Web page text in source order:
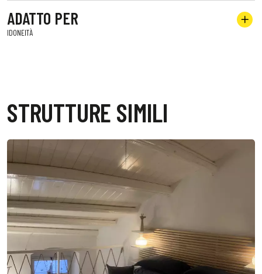
ADATTO PER
IDONEITÀ
STRUTTURE SIMILI